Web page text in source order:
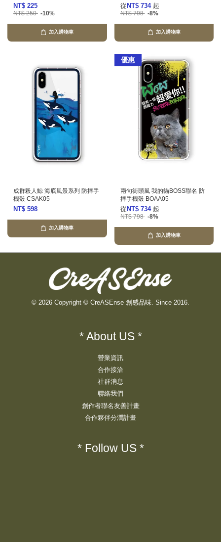
NT$ 225
NT$ 250 -10%
加入購物車
從 NT$ 734 起
NT$ 798 -8%
加入購物車
成群殺人鯨 海底風景系列 防摔手
機殼 CSAK05
NT$ 598
加入購物車
優惠
兩句街頭風 我的貓BOSS聯名 防
摔手機殼 BOAA05
從 NT$ 734 起
NT$ 798 -8%
加入購物車
© 2026 Copyright © CreASEnse 創感品味. Since 2016.
* About US *
營業資訊
合作接洽
社群消息
聯絡我們
創作者聯名友善計畫
合作夥伴分潤計畫
* Follow US *